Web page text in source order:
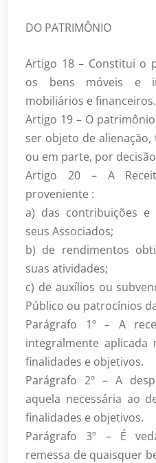
DO PATRIMÔNIO
Artigo 18 – Constitui o
os bens móveis e
mobiliários e financeiros.
Artigo 19 – O
ser objeto de
ou em parte, por
Artigo 20 – A
proveniente :
a) das contribuições e
seus Associados;
b) de rendimentos
suas atividades;
c) de auxílios ou
Público ou patrocínios
Parágrafo 1º – A
integralmente aplicada
finalidades e objetivos.
Parágrafo 2º – A
aquela necessária ao
finalidades e objetivos.
Parágrafo 3º – É
remessa de quaisquer